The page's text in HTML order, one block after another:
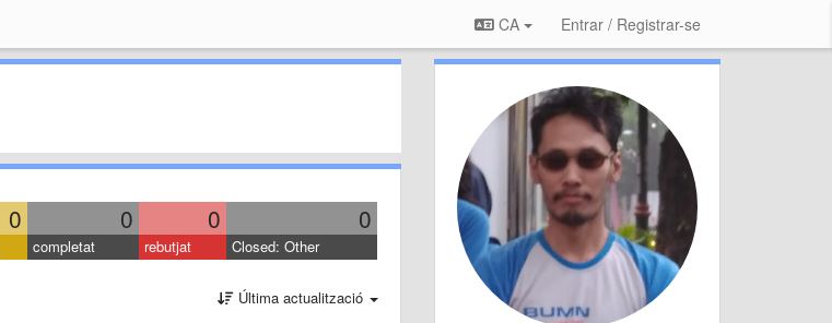
CA Entrar / Registrar-se
0 0 0 0
completat rebutjat Closed: Other
Última actualització